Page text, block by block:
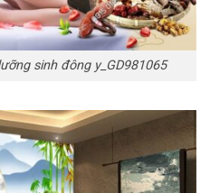
sinh đông y_GD981065